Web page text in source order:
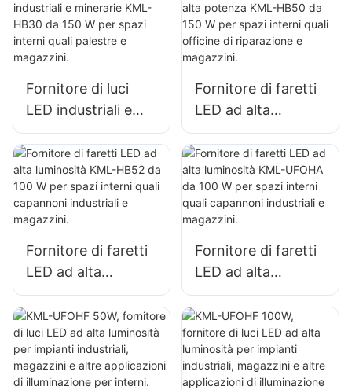
l'illuminazione di
spazi interni in
fabbriche,
l'illuminazione di
spazi interni in
fabbriche,
Fornitore di luci
LED industriali e
minerarie KML-
HB30 da 150 W per
spazi interni quali
palestre e
magazzini.
Fornitore di faretti
LED ad alta
potenza KML-HB50
da 150 W per spazi
interni quali officine
di riparazione e
magazzini.
Fornitore di faretti
LED ad alta
luminosità KML-
HB52 da 100 W per
spazi interni quali
capannoni
industriali e
Fornitore di faretti
LED ad alta
luminosità KML-
UFOHA da 100 W
per spazi interni
quali capannoni
industriali e